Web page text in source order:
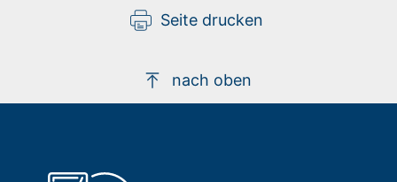
Seite drucken
nach oben